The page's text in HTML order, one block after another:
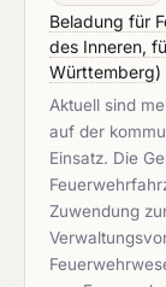
Beladung für
des Inneren,
Württemberg)
Aktuell sind
auf der
Einsatz. Die
Zuwendung